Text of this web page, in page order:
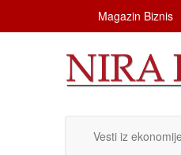
Magazin Biznis
Vesti iz ekonomije